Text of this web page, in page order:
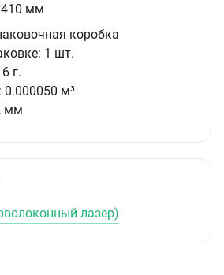
мм
коробка
1 шт.
г.
0.000050 м³
мм
лазер)